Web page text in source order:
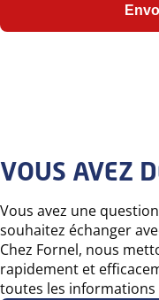
VOUS AVEZ
Vous avez une
souhaitez échanger
Chez Fornel, nous
rapidement et
toutes les